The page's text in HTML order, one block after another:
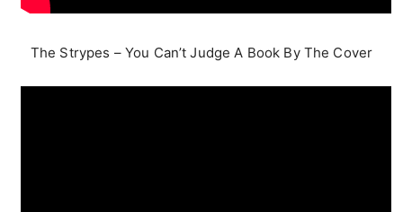
The Strypes – You Can’t Judge A Book By The Cover